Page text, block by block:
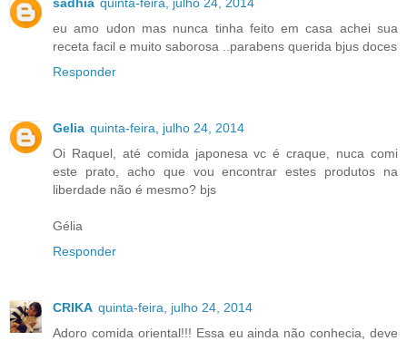
eu amo udon mas nunca tinha feito em casa achei sua
receta facil e muito saborosa ..parabens querida bjus doces
Responder
Gelia quinta-feira, julho 24, 2014
Oi Raquel, até comida japonesa vc é craque, nuca comi
este prato, acho que vou encontrar estes produtos na
liberdade não é mesmo? bjs
Gélia
Responder
CRIKA quinta-feira, julho 24, 2014
Adoro comida oriental!!! Essa eu ainda não conhecia, deve